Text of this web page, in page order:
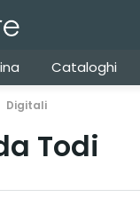
Cataloghi
Digitali
Todi